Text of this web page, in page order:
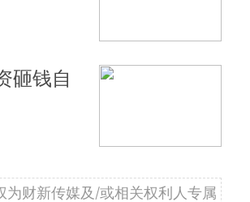
砸钱自
为财新传媒及/或相关权利人专属